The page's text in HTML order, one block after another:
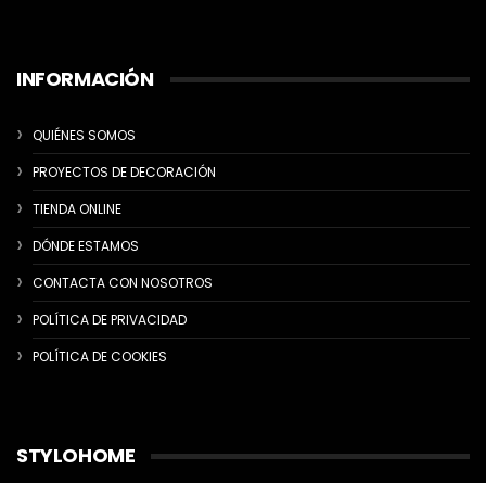
INFORMACIÓN
QUIÉNES SOMOS
PROYECTOS DE DECORACIÓN
TIENDA ONLINE
DÓNDE ESTAMOS
CONTACTA CON NOSOTROS
POLÍTICA DE PRIVACIDAD
POLÍTICA DE COOKIES
STYLOHOME